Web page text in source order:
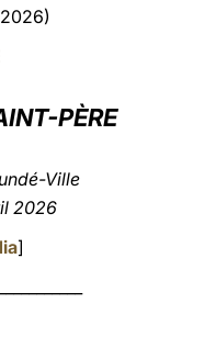
PÈRE
Ville
2026
]